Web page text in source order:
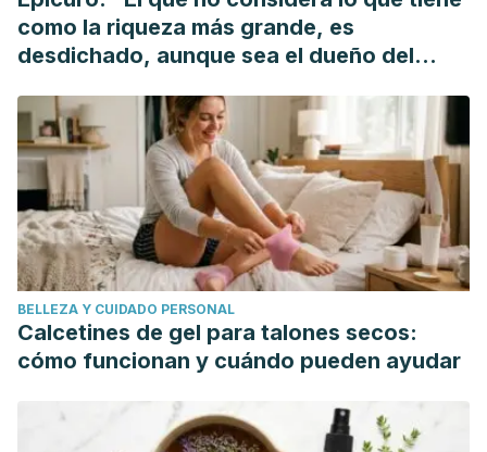
como la riqueza más grande, es
desdichado, aunque sea el dueño del
BELLEZA Y CUIDADO PERSONAL
Calcetines de gel para talones secos:
cómo funcionan y cuándo pueden ayudar